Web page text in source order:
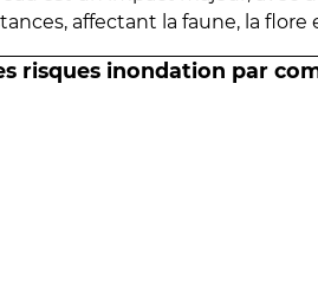
affectant la faune, la flore
risques inondation par